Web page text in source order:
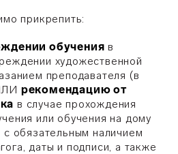
прикрепить:
обучения в
художественной
преподавателя (в
рекомендацию от
в случае прохождения
или обучения на дому
обязательным наличием
даты и подписи, а также